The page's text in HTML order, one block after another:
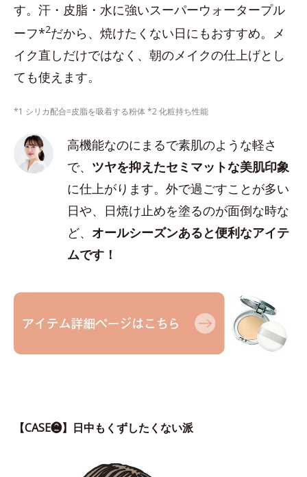
す。汗・皮脂・水に強いスーパーウォータープル
ーフ*2だから、焼けたくない日にもおすすめ。メ
イク直しだけではなく、朝のメイクの仕上げとし
ても使えます。
*1 シリカ配合=皮脂を吸着する粉体 *2 化粧持ち性能
高機能なのにまるで素肌のような軽さ
で、 ツヤを抑えたセミマットな美肌印象
に仕上がります。外で過ごすことが多い
日や、日焼け止めを塗るのが面倒な時な
ど、 オールシーズンあると便利なアイテ
ムです！
【CASE❷】日中もくずしたくない派